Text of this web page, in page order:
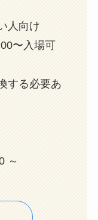
人向け
〜入場可
する必要あ
～